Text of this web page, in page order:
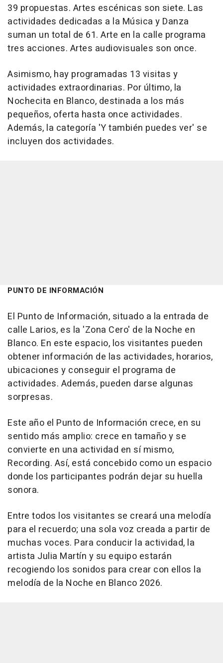
39 propuestas. Artes escénicas son siete. Las
actividades dedicadas a la Música y Danza
suman un total de 61. Arte en la calle programa
tres acciones. Artes audiovisuales son once.
Asimismo, hay programadas 13 visitas y
actividades extraordinarias. Por último, la
Nochecita en Blanco, destinada a los más
pequeños, oferta hasta once actividades.
Además, la categoría 'Y también puedes ver' se
incluyen dos actividades.
PUNTO DE INFORMACIÓN
El Punto de Información, situado a la entrada de
calle Larios, es la 'Zona Cero' de la Noche en
Blanco. En este espacio, los visitantes pueden
obtener información de las actividades, horarios,
ubicaciones y conseguir el programa de
actividades. Además, pueden darse algunas
sorpresas.
Este año el Punto de Información crece, en su
sentido más amplio: crece en tamaño y se
convierte en una actividad en sí mismo,
Recording. Así, está concebido como un espacio
donde los participantes podrán dejar su huella
sonora.
Entre todos los visitantes se creará una melodía
para el recuerdo; una sola voz creada a partir de
muchas voces. Para conducir la actividad, la
artista Julia Martín y su equipo estarán
recogiendo los sonidos para crear con ellos la
melodía de la Noche en Blanco 2026.